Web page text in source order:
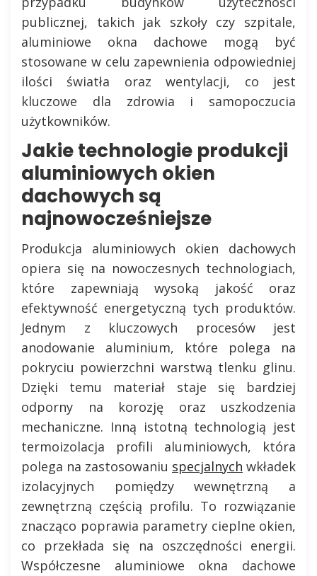
publicznej, takich jak szkoły czy szpitale,
aluminiowe okna dachowe mogą być
stosowane w celu zapewnienia odpowiedniej
ilości światła oraz wentylacji, co jest
kluczowe dla zdrowia i samopoczucia
użytkowników.
Jakie technologie produkcji
aluminiowych okien
dachowych są
najnowocześniejsze
Produkcja aluminiowych okien dachowych
opiera się na nowoczesnych technologiach,
które zapewniają wysoką jakość oraz
efektywność energetyczną tych produktów.
Jednym z kluczowych procesów jest
anodowanie aluminium, które polega na
pokryciu powierzchni warstwą tlenku glinu.
Dzięki temu materiał staje się bardziej
odporny na korozję oraz uszkodzenia
mechaniczne. Inną istotną technologią jest
termoizolacja profili aluminiowych, która
polega na zastosowaniu specjalnych wkładek
izolacyjnych pomiędzy wewnętrzną a
zewnętrzną częścią profilu. To rozwiązanie
znacząco poprawia parametry cieplne okien,
co przekłada się na oszczędności energii.
Współczesne aluminiowe okna dachowe